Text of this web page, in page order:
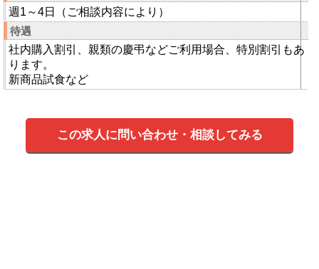
週1～4日（ご相談内容により）
待遇
社内購入割引、親類の慶弔などご利用場合、特別割引もあ
ります。
新商品試食など
この求人に問い合わせ・相談してみる